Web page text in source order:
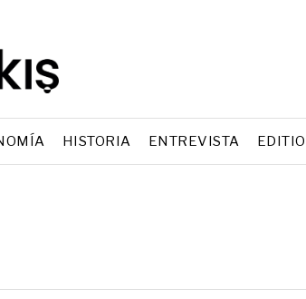
HISTORIA ENTREVISTA